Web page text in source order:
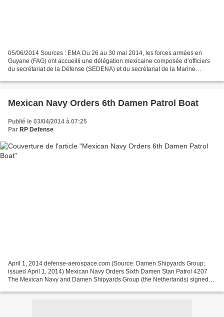
05/06/2014 Sources : EMA Du 26 au 30 mai 2014, les forces armées en
Guyane (FAG) ont accueilli une délégation mexicaine composée d’officiers
du secrétariat de la Défense (SEDENA) et du secrétariat de la Marine
Mexican Navy Orders 6th Damen Patrol Boat
Publié le 03/04/2014 à 07:25
Par RP Defense
April 1, 2014 defense-aerospace.com (Source: Damen Shipyards Group;
issued April 1, 2014) Mexican Navy Orders Sixth Damen Stan Patrol 4207
The Mexican Navy and Damen Shipyards Group (the Netherlands) signed